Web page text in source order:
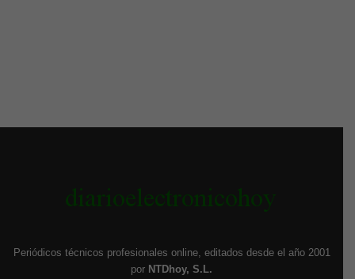
Periódicos técnicos profesionales online, editados desde el año 2001
por NTDhoy, S.L.